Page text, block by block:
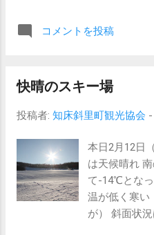
は当たり前で
ろうとしてい
入っておりま
コメントを投稿
快晴のスキー場
投稿者: 知床斜里町観光協会 -
本日2月12日
は天候晴れ
て-14℃とな
温が低く寒い
が） 斜面状